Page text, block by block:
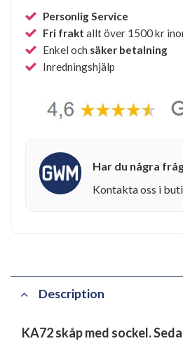
Personlig Service
Fri frakt allt över 1500 kr
Enkel och säker betalning
Inredningshjälp
Har du några
Kontakta oss i
Description
KA72 skåp med sockel.